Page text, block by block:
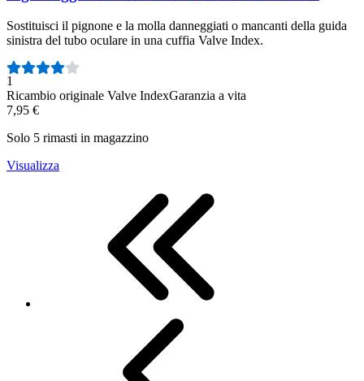
Sostituisci il pignone e la molla danneggiati o mancanti della guida
sinistra del tubo oculare in una cuffia Valve Index.
Numero di recensioni:
1
Ricambio originale Valve IndexGaranzia a vita
7,95 €
Solo 5 rimasti in magazzino
Visualizza